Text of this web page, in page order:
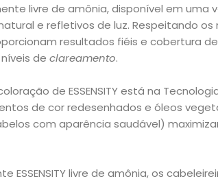
livre de amônia, disponível em uma
e refletivos de luz. Respeitando os
resultados fiéis e cobertura de
de clareamento.
de ESSENSITY está na
de cor redesenhados e óleos
com aparência saudável)
ESSENSITY livre de amônia, os